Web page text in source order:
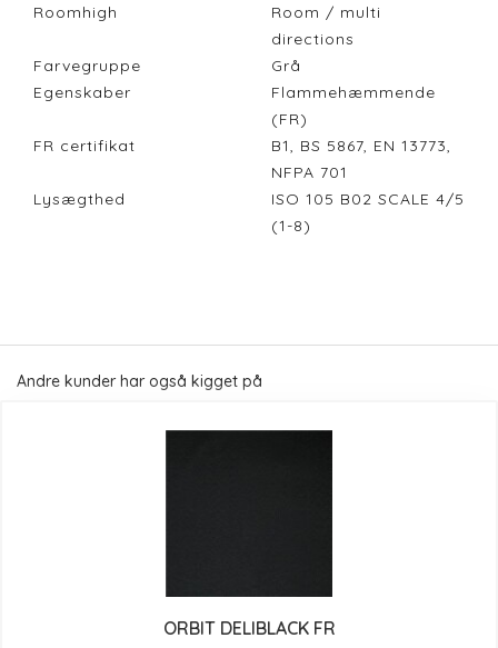
Roomhigh
Room / multi
directions
Farvegruppe
Grå
Egenskaber
Flammehæmmende
(FR)
FR certifikat
B1, BS 5867, EN 13773,
NFPA 701
Lysægthed
ISO 105 B02 SCALE 4/5
(1-8)
Andre kunder har også kigget på
ORBIT DELIBLACK FR